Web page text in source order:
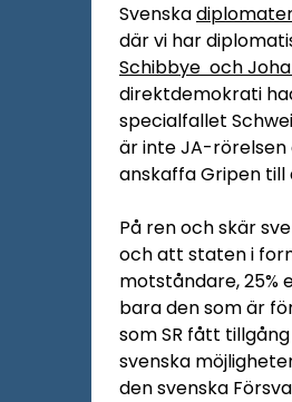
Svenska
där vi har
Schibbye och
direktdemokrati
specialfallet
är inte JA-
anskaffa Gripen till
På ren och skär
och att staten i
motståndare, 25%
bara den som är
som SR fått
svenska
den svenska